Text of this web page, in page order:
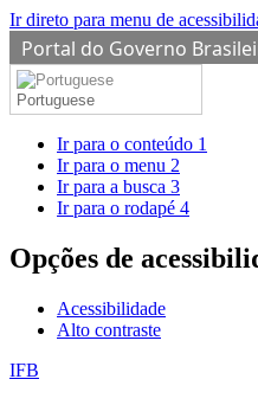
Ir direto para menu de
Portal do Governo
Portuguese
Ir para o conteúdo 1
Ir para o menu 2
Ir para a busca 3
Ir para o rodapé 4
Opções de
Acessibilidade
Alto contraste
IFB